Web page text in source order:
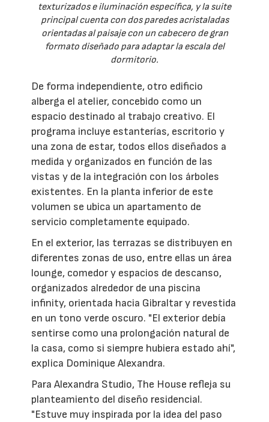
texturizados e iluminación específica, y la suite
principal cuenta con dos paredes acristaladas
orientadas al paisaje con un cabecero de gran
formato diseñado para adaptar la escala del
dormitorio.
De forma independiente, otro edificio
alberga el atelier, concebido como un
espacio destinado al trabajo creativo. El
programa incluye estanterías, escritorio y
una zona de estar, todos ellos diseñados a
medida y organizados en función de las
vistas y de la integración con los árboles
existentes. En la planta inferior de este
volumen se ubica un apartamento de
servicio completamente equipado.
En el exterior, las terrazas se distribuyen en
diferentes zonas de uso, entre ellas un área
lounge, comedor y espacios de descanso,
organizados alrededor de una piscina
infinity, orientada hacia Gibraltar y revestida
en un tono verde oscuro. "El exterior debía
sentirse como una prolongación natural de
la casa, como si siempre hubiera estado ahí",
explica Dominique Alexandra.
Para Alexandra Studio, The House refleja su
planteamiento del diseño residencial.
"Estuve muy inspirada por la idea del paso